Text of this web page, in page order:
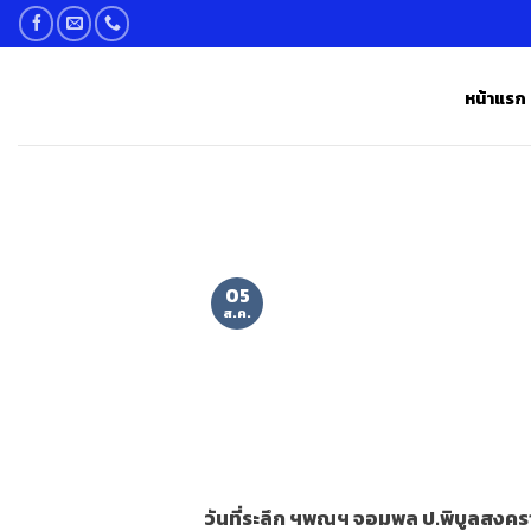
Skip
to
หน้าแรก
วันที่ระลึก ฯพณฯ จอมพล ป.พิบูลสงคร
05
ส.ค.